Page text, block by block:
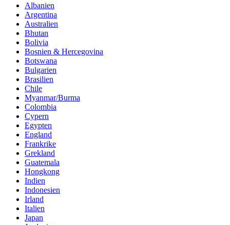
Albanien
Argentina
Australien
Bhutan
Bolivia
Bosnien & Hercegovina
Botswana
Bulgarien
Brasilien
Chile
Myanmar/Burma
Colombia
Cypern
Egypten
England
Frankrike
Grekland
Guatemala
Hongkong
Indien
Indonesien
Irland
Italien
Japan